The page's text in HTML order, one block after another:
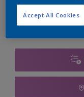
Accept All Cookies